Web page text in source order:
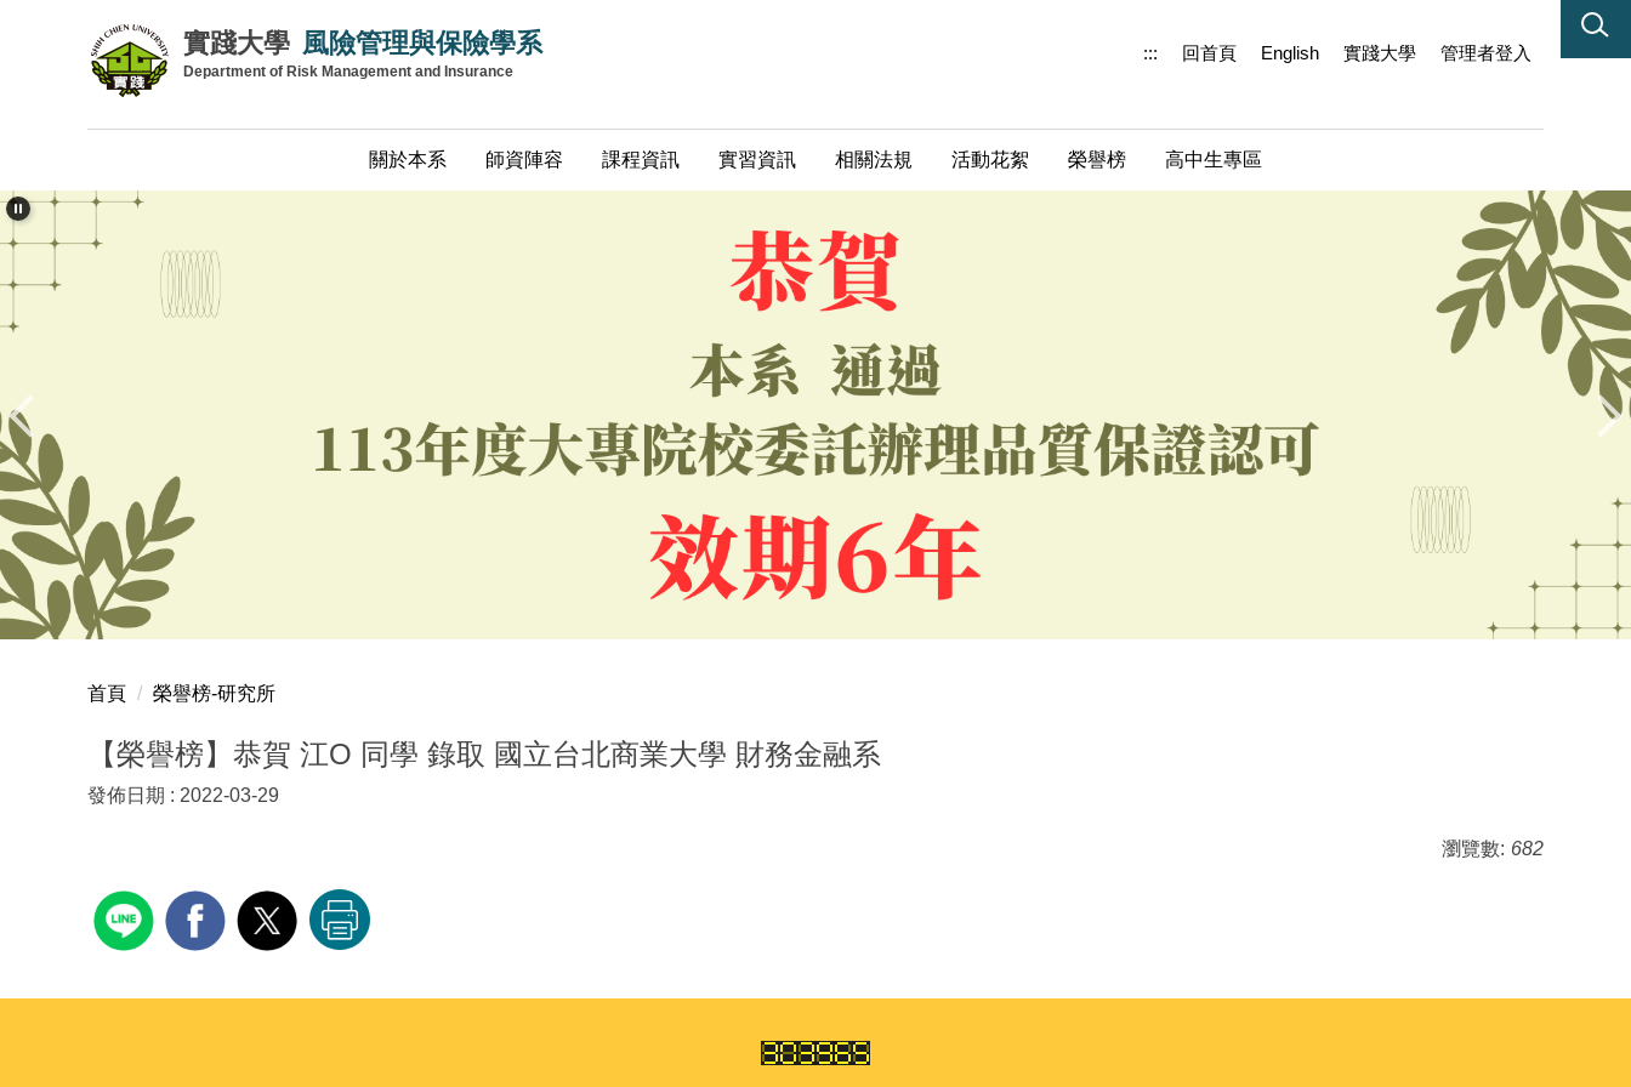
區
實踐大學 風險管理與保險學系
Department of Risk Management and Insurance
關於本系 師資陣容 課程資訊 實習資訊 相關法規 活動花絮 榮譽榜 高中生專區
::: 回首頁 English 實踐大學 管理者登入
恭賀品質保證認可
首頁 榮譽榜-研究所
【榮譽榜】恭賀 江O 同學 錄取 國立台北商業大學 財務金融系
發佈日期 : 2022-03-29
瀏覽數: 682